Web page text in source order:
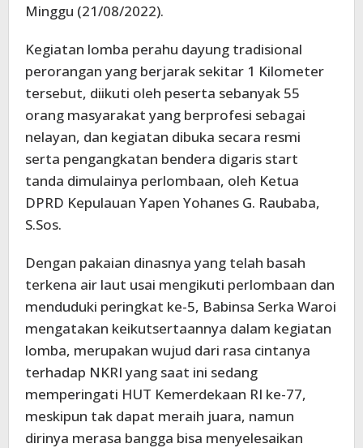
Minggu (21/08/2022).
Kegiatan lomba perahu dayung tradisional
perorangan yang berjarak sekitar 1 Kilometer
tersebut, diikuti oleh peserta sebanyak 55
orang masyarakat yang berprofesi sebagai
nelayan, dan kegiatan dibuka secara resmi
serta pengangkatan bendera digaris start
tanda dimulainya perlombaan, oleh Ketua
DPRD Kepulauan Yapen Yohanes G. Raubaba,
S.Sos.
Dengan pakaian dinasnya yang telah basah
terkena air laut usai mengikuti perlombaan dan
menduduki peringkat ke-5, Babinsa Serka Waroi
mengatakan keikutsertaannya dalam kegiatan
lomba, merupakan wujud dari rasa cintanya
terhadap NKRI yang saat ini sedang
memperingati HUT Kemerdekaan RI ke-77,
meskipun tak dapat meraih juara, namun
dirinya merasa bangga bisa menyelesaikan